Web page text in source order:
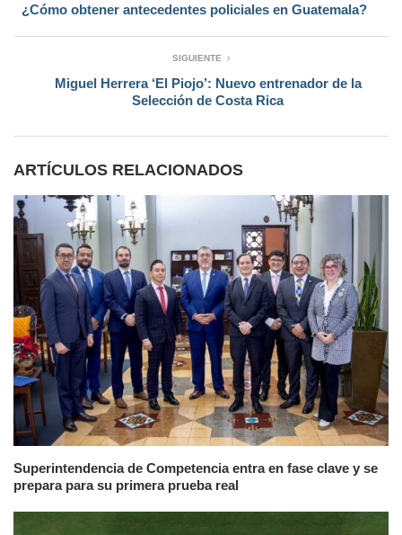
¿Cómo obtener antecedentes policiales en Guatemala?
SIGUIENTE
Miguel Herrera ‘El Piojo’: Nuevo entrenador de la
Selección de Costa Rica
ARTÍCULOS RELACIONADOS
Superintendencia de Competencia entra en fase clave y se
prepara para su primera prueba real